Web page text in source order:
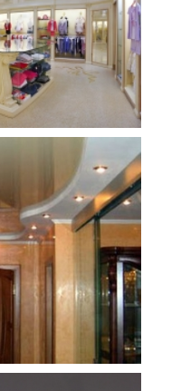
53 200 руб.
18 700 руб.